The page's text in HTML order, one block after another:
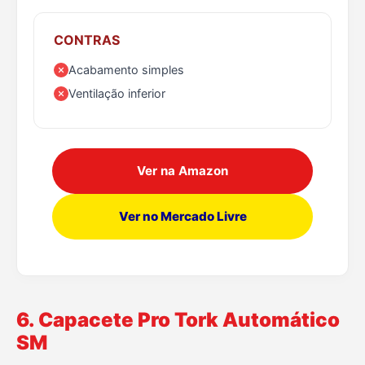
CONTRAS
Acabamento simples
Ventilação inferior
Ver na Amazon
Ver no Mercado Livre
6. Capacete Pro Tork Automático
SM